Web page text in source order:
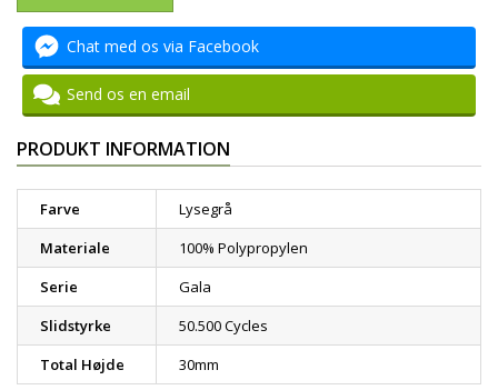
Chat med os via Facebook
Send os en email
PRODUKT INFORMATION
Farve
Lysegrå
Materiale
100% Polypropylen
Serie
Gala
Slidstyrke
50.500 Cycles
Total Højde
30mm